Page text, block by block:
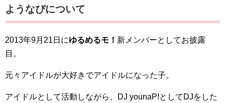
ようなぴについて
2013年9月21日にゆるめるモ！ 新メンバーとしてお披露
目。
元々アイドルが大好きでアイドルになった子。
アイドルとして活動しながら、DJ younaP!としてDJをした